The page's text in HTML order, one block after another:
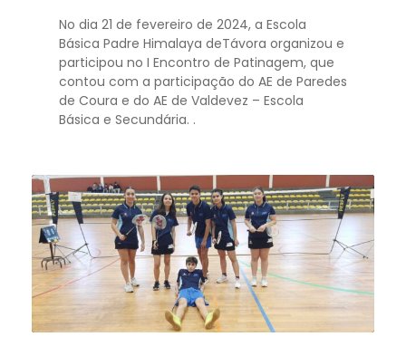
No dia 21 de fevereiro de 2024, a Escola
Básica Padre Himalaya deTávora organizou e
participou no I Encontro de Patinagem, que
contou com a participação do AE de Paredes
de Coura e do AE de Valdevez – Escola
Básica e Secundária. .